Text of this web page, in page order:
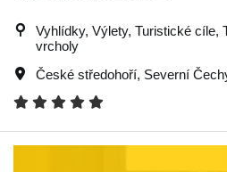
Vyhlídky, Výlety, Turistické cíle,
vrcholy
České středohoří, Severní